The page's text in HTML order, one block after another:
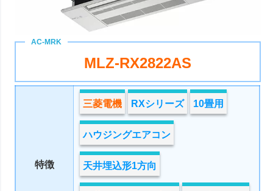
MLZ-RX2822AS
特徴
三菱電機 RXシリーズ 10畳用
ハウジングエアコン
天井埋込形1方向